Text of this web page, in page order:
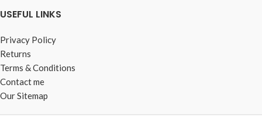
USEFUL LINKS
Privacy Policy
Returns
Terms & Conditions
Contact me
Our Sitemap